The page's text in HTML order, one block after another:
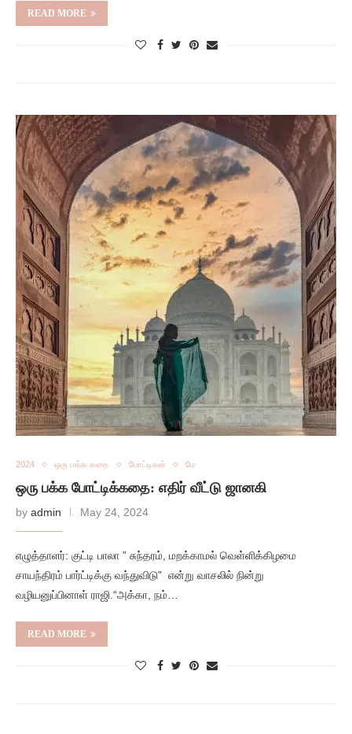
READ MORE
2024 ஒரு பக்க கதை போட்டிகள் மே
ஒரு பக்க போட்டிக்கதை: எதிர் வீட்டு ஜானகி
by admin May 24, 2024
எழுத்தாளர்: குட்டி பாலா ” சுந்தரம், மறக்காமல் வெள்ளிக்கிழமை
சாயந்திரம் பார்ட்டிக்கு வந்துவிடு” என்று வாசலில் நின்று
வழியனுப்பினாள் ராஜி.“அக்கா, நம்…
READ MORE